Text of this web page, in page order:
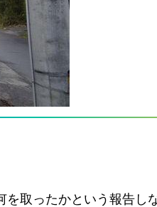
取ったかという報告し